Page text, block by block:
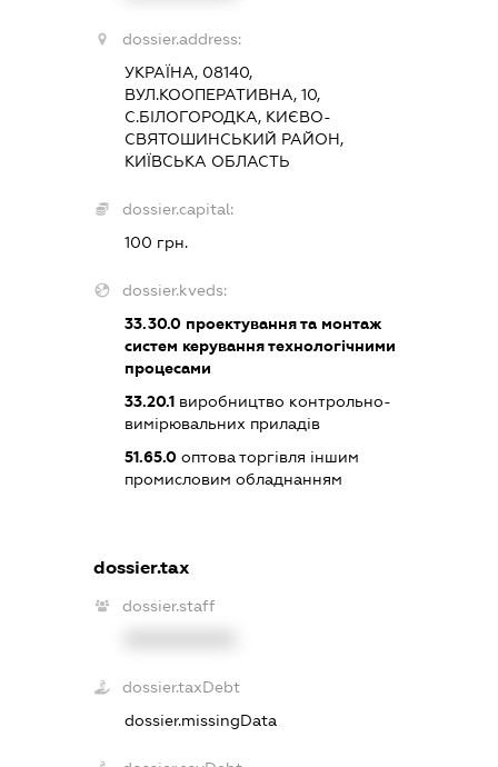
dossier.address:
УКРАЇНА, 08140,
ВУЛ.КООПЕРАТИВНА, 10,
С.БІЛОГОРОДКА, КИЄВО-
СВЯТОШИНСЬКИЙ РАЙОН,
КИЇВСЬКА ОБЛАСТЬ
dossier.capital:
100 грн.
dossier.kveds:
33.30.0 проектування та монтаж
систем керування технологічними
процесами
33.20.1 виробництво контрольно-
вимірювальних приладів
51.65.0 оптова торгівля іншим
промисловим обладнанням
dossier.tax
dossier.staff
dossier.taxDebt
dossier.missingData